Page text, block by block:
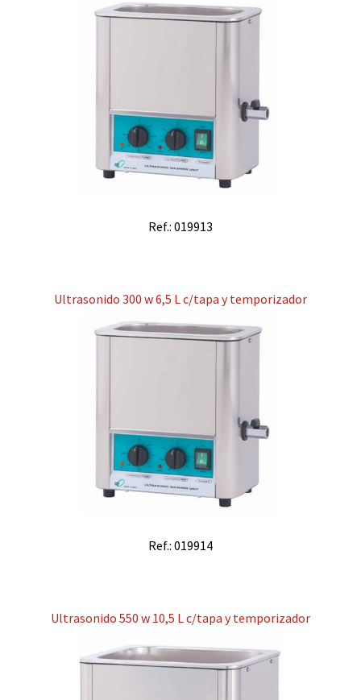
Ref.: 019913
Ultrasonido 300 w 6,5 L c/tapa y temporizador
Ref.: 019914
Ultrasonido 550 w 10,5 L c/tapa y temporizador